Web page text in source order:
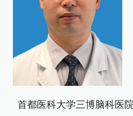
首都医科大学三博脑科医